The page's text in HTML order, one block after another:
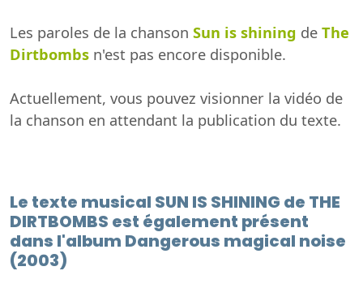
Les paroles de la chanson Sun is shining de The
Dirtbombs n'est pas encore disponible.
Actuellement, vous pouvez visionner la vidéo de
la chanson en attendant la publication du texte.
Le texte musical SUN IS SHINING de THE
DIRTBOMBS est également présent
dans l'album Dangerous magical noise
(2003)